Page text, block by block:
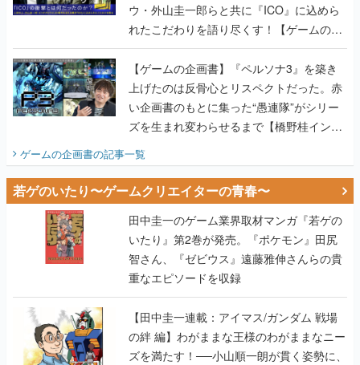
ウ・外山圭一郎らと共に『ICO』に込めら
れたこだわりを語り尽くす！【ゲームの企
画書】
【ゲームの企画書】『ペルソナ3』を築き
上げたのは反骨心とリスペクトだった。赤
い企画書のもとに集った“愚連隊”がシリー
ズを生まれ変わらせるまで【橋野桂インタ
ゲームの企画書の記事一覧
若ゲのいたり〜ゲームクリエイターの青春〜
田中圭一のゲーム業界取材マンガ『若ゲの
いたり』第2巻が発売。『ポケモン』田尻
智さん、『ゼビウス』遠藤雅伸さんらの貴
重なエピソードを収録
【田中圭一連載：アイマス/ガンダム 戦場
の絆 編】わがままな王様のわがままなニー
ズを満たす！──小山順一朗が貫く姿勢に、